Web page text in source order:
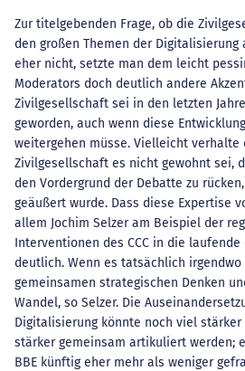
Zur titelgebenden Frage, ob die
den großen Themen der
eher nicht, setzte man dem leicht
Moderators doch deutlich andere
Zivilgesellschaft sei in den letzten
geworden, auch wenn diese
weitergehen müsse. Vielleicht verhalte
Zivilgesellschaft es nicht gewohnt sei,
den Vordergrund der Debatte zu
geäußert wurde. Dass diese Expertise
allem Jochim Selzer am Beispiel der
Interventionen des CCC in die
deutlich. Wenn es tatsächlich
gemeinsamen strategischen Denken
Wandel, so Selzer. Die
Digitalisierung könnte noch viel
stärker gemeinsam artikuliert werden;
BBE künftig eher mehr als weniger